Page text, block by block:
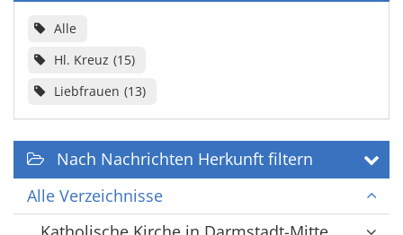
Alle
Hl. Kreuz 15
Liebfrauen 13
Nach Nachrichten Herkunft filtern
Alle Verzeichnisse